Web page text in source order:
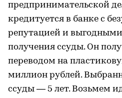
предпринимательской
кредитуется в банке с
репутацией и
получения ссуды. Он
переводом на
миллион рублей.
ссуды — 5 лет. Возьмем